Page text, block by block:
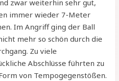
zwar weiterhin sehr gut,
immer wieder 7-Meter
Im Angriff ging der Ball
mehr so schön durch die
Zu viele
Abschlüsse führten zu
von Tempogegenstößen.